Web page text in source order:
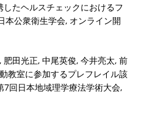
たヘルスチェックにおけるフ
本公衆衛生学会, オンライン開
, 肥田光正, 中尾英俊, 今井亮太, 前
教室に参加するプレフレイル該
回日本地域理学療法学術大会,